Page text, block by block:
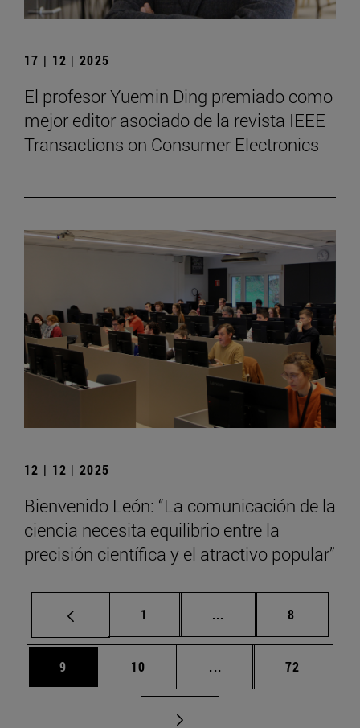
17 | 12 | 2025
El profesor Yuemin Ding premiado como
mejor editor asociado de la revista IEEE
Transactions on Consumer Electronics
12 | 12 | 2025
Bienvenido León: “La comunicación de la
ciencia necesita equilibrio entre la
precisión científica y el atractivo popular”
Página
1 ... Páginas intermedias
Página
8
Página
9 Página
10 ... Páginas intermedias
Página
72